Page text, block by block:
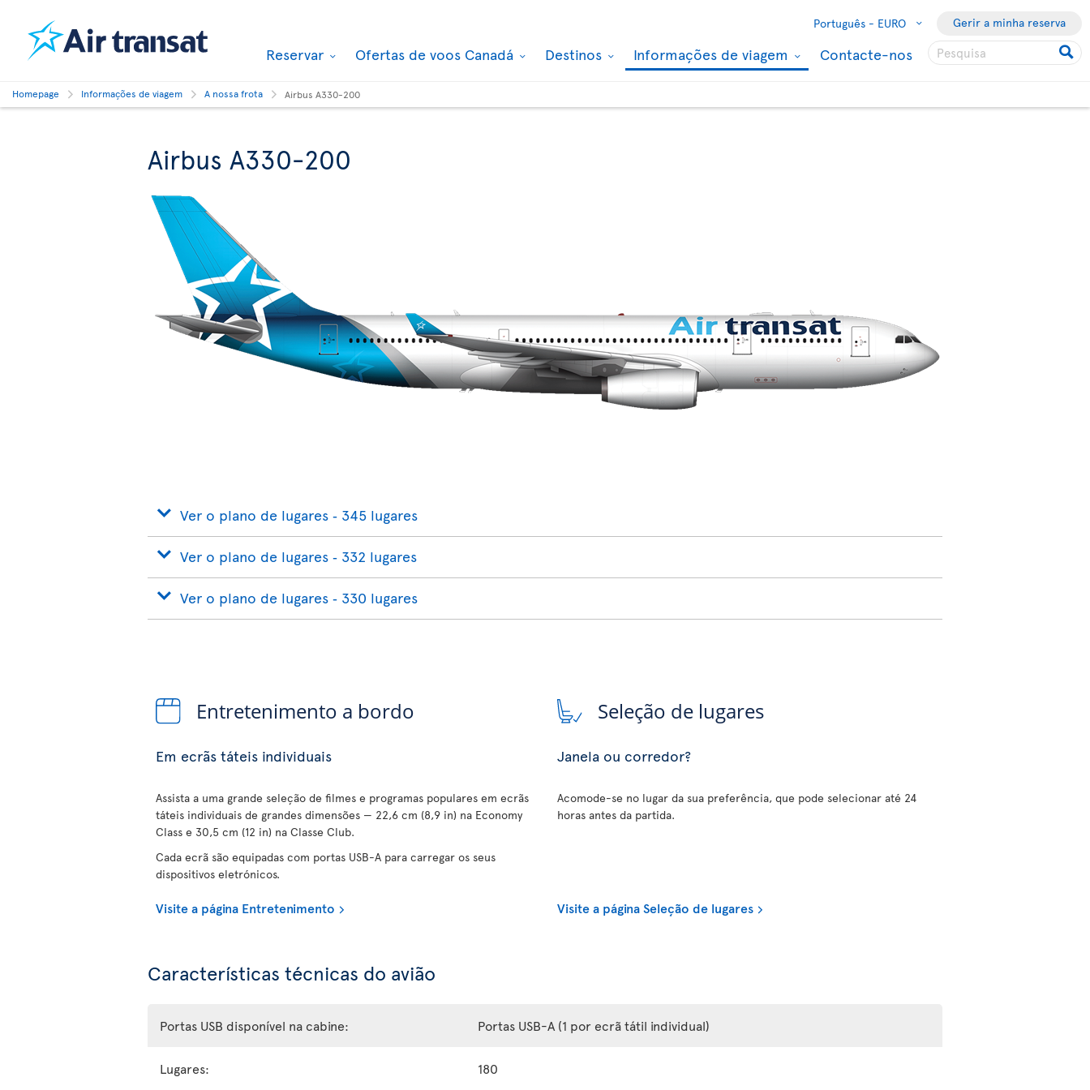
Português - EURO Gerir a minha reserva
Reservar Ofertas de voos Canadá Destinos Informações de viagem Contacte-nos
Homepage Informações de viagem A nossa frota Airbus A330-200
Airbus A330-200
Ver o plano de lugares ‐ 345 lugares
Ver o plano de lugares ‐ 332 lugares
Ver o plano de lugares ‐ 330 lugares
Entretenimento a bordo
Em ecrãs táteis individuais
Assista a uma grande seleção de filmes e programas populares em ecrãs
táteis individuais de grandes dimensões — 22,6 cm (8,9 in) na Economy
Class e 30,5 cm (12 in) na Classe Club.
Cada ecrã são equipadas com portas USB-A para carregar os seus
dispositivos eletrónicos.
Visite a página Entretenimento
Seleção de lugares
Janela ou corredor?
Acomode-se no lugar da sua preferência, que pode selecionar até 24
horas antes da partida.
Visite a página Seleção de lugares
Características técnicas do avião
Portas USB disponível na cabine: Portas USB-A (1 por ecrã tátil individual)
Lugares: 180